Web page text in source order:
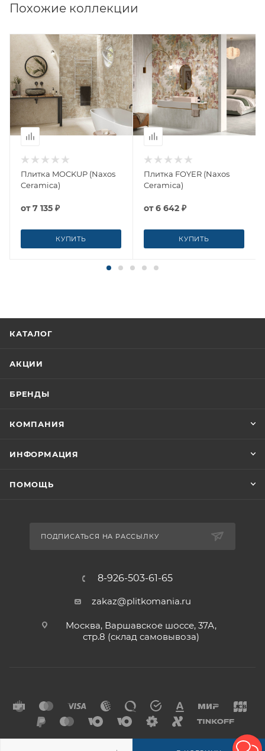
Похожие коллекции
Плитка MOCKUP (Naxos
Ceramica)
от7 135 ₽
КУПИТЬ
Плитка FOYER (Naxos
Ceramica)
от6 642 ₽
КУПИТЬ
КАТАЛОГ
АКЦИИ
БРЕНДЫ
КОМПАНИЯ
ИНФОРМАЦИЯ
ПОМОЩЬ
ПОДПИСАТЬСЯ НА РАССЫЛКУ
8-926-503-61-65
zakaz@plitkomania.ru
Москва, Варшавское шоссе, 37А,
стр.8 (склад самовывоза)